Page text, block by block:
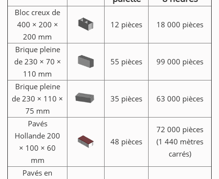
Bloc creux de
400 × 200 ×
200 mm
12 pièces 18 000 pièces
Brique pleine
de 230 × 70 ×
110 mm
55 pièces 99 000 pièces
Brique pleine
de 230 × 110 ×
75 mm
35 pièces 63 000 pièces
Pavés
Hollande 200
× 100 × 60
mm
48 pièces
72 000 pièces
(1 440 mètres
carrés)
Pavés en